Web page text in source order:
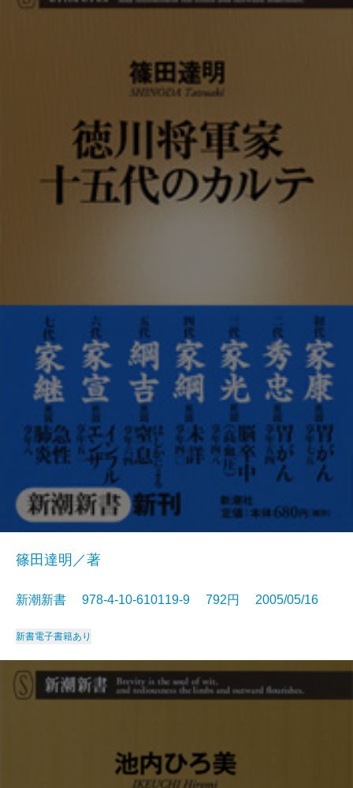
篠田達明／著
新潮新書 978-4-10-610119-9 792円 2005/05/16
新書電子書籍あり